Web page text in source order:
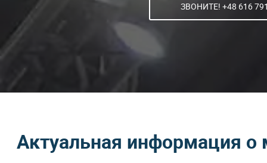
ЗВОНИТЕ! +48 616
Актуальная информация о